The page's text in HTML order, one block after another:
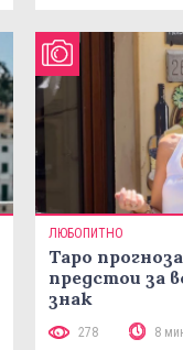
ЛЮБОПИТНО
Таро
предстои за
знак
278 8